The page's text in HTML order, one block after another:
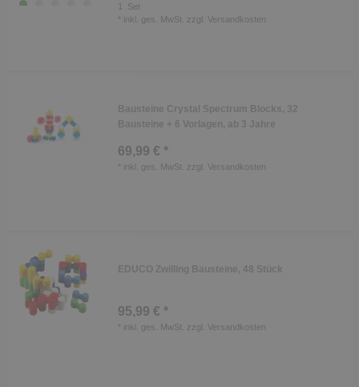
Set
* inkl. ges. MwSt. zzgl. Versandkosten
Bausteine Crystal Spectrum Blocks, 32
Bausteine + 6 Vorlagen, ab 3 Jahre
69,99 € *
* inkl. ges. MwSt. zzgl. Versandkosten
EDUCO Zwilling Bausteine, 48 Stück
95,99 € *
* inkl. ges. MwSt. zzgl. Versandkosten